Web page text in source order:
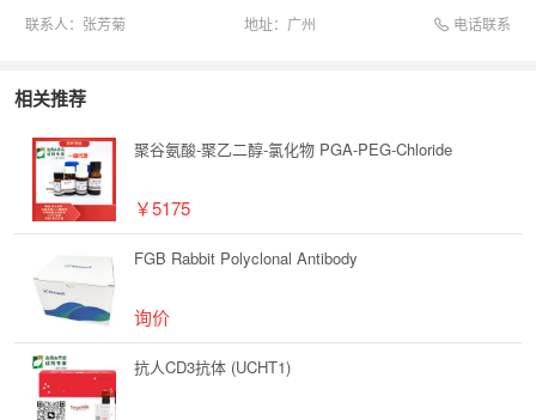
联系人： 张芳菊 地址： 广州 电话联系
相关推荐
聚谷氨酸-聚乙二醇-氯化物 PGA-PEG-Chloride
￥5175
FGB Rabbit Polyclonal Antibody
询价
抗人CD3抗体 (UCHT1)